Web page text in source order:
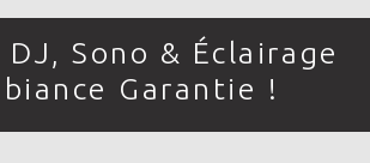
Sono & Éclairage
Garantie !